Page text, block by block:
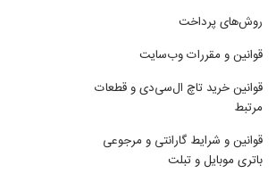
روش‌های پرداخت
قوانین و مقررات وب‌سایت
قوانین خرید تاچ ال‌سی‌دی و قطعات
مرتبط
قوانین و شرایط گارانتی و مرجوعی
باتری موبایل و تبلت